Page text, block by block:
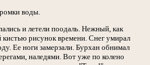
воды.
и летели поодаль. Нежный, как
кистью рисунок времени. Снег умирал
Ее ноги замерзали. Бурхан обнимал
наледями. Вот уже по колено